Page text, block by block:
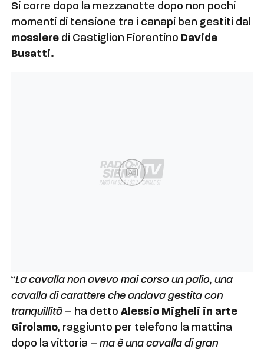
Si corre dopo la mezzanotte dopo non pochi
momenti di tensione tra i canapi ben gestiti dal
mossiere di Castiglion Fiorentino Davide
Busatti.
Ad
“La cavalla non avevo mai corso un palio, una
cavalla di carattere che andava gestita con
tranquillità – ha dettoAlessio Migheli in arte
Girolamo, raggiunto per telefono la mattina
dopo la vittoria –ma è una cavalla di gran